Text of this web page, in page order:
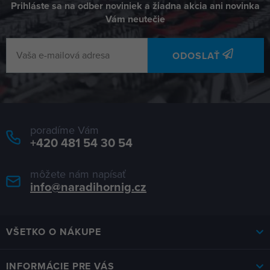
Prihláste sa na odber noviniek a žiadna akcia ani novinka
Vám neutečie
ODOSLAŤ
poradíme Vám
+420 481 54 30 54
môžete nám napísať
info@naradihornig.cz
VŠETKO O NÁKUPE
INFORMÁCIE PRE VÁS